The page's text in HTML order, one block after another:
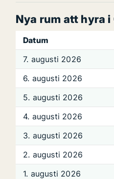
Nya rum att hyra
Datum
7. augusti 2026
6. augusti 2026
5. augusti 2026
4. augusti 2026
3. augusti 2026
2. augusti 2026
1. augusti 2026